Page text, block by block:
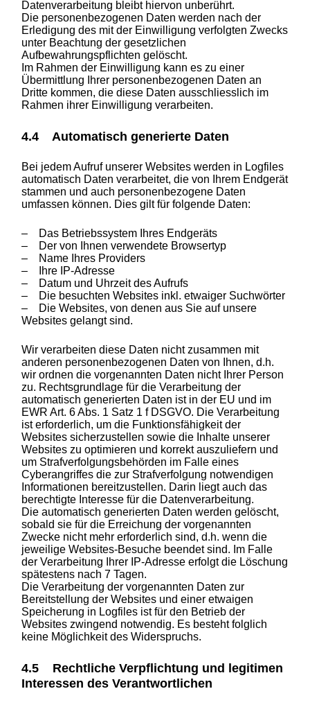
Datenverarbeitung bleibt hiervon unberührt.
Die personenbezogenen Daten werden nach der
Erledigung des mit der Einwilligung verfolgten Zwecks
unter Beachtung der gesetzlichen
Aufbewahrungspflichten gelöscht.
Im Rahmen der Einwilligung kann es zu einer
Übermittlung Ihrer personenbezogenen Daten an
Dritte kommen, die diese Daten ausschliesslich im
Rahmen ihrer Einwilligung verarbeiten.
4.4 Automatisch generierte Daten
Bei jedem Aufruf unserer Websites werden in Logfiles
automatisch Daten verarbeitet, die von Ihrem Endgerät
stammen und auch personenbezogene Daten
umfassen können. Dies gilt für folgende Daten:
– Das Betriebssystem Ihres Endgeräts
– Der von Ihnen verwendete Browsertyp
– Name Ihres Providers
– Ihre IP-Adresse
– Datum und Uhrzeit des Aufrufs
– Die besuchten Websites inkl. etwaiger Suchwörter
– Die Websites, von denen aus Sie auf unsere
Websites gelangt sind.
Wir verarbeiten diese Daten nicht zusammen mit
anderen personenbezogenen Daten von Ihnen, d.h.
wir ordnen die vorgenannten Daten nicht Ihrer Person
zu. Rechtsgrundlage für die Verarbeitung der
automatisch generierten Daten ist in der EU und im
EWR Art. 6 Abs. 1 Satz 1 f DSGVO. Die Verarbeitung
ist erforderlich, um die Funktionsfähigkeit der
Websites sicherzustellen sowie die Inhalte unserer
Websites zu optimieren und korrekt auszuliefern und
um Strafverfolgungsbehörden im Falle eines
Cyberangriffes die zur Strafverfolgung notwendigen
Informationen bereitzustellen. Darin liegt auch das
berechtigte Interesse für die Datenverarbeitung.
Die automatisch generierten Daten werden gelöscht,
sobald sie für die Erreichung der vorgenannten
Zwecke nicht mehr erforderlich sind, d.h. wenn die
jeweilige Websites-Besuche beendet sind. Im Falle
der Verarbeitung Ihrer IP-Adresse erfolgt die Löschung
spätestens nach 7 Tagen.
Die Verarbeitung der vorgenannten Daten zur
Bereitstellung der Websites und einer etwaigen
Speicherung in Logfiles ist für den Betrieb der
Websites zwingend notwendig. Es besteht folglich
keine Möglichkeit des Widerspruchs.
4.5 Rechtliche Verpflichtung und legitimen
Interessen des Verantwortlichen